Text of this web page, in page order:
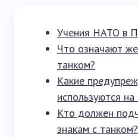
Учения НАТО в
Что означают
танком?
Какие
используются
Кто должен
знакам с танком?